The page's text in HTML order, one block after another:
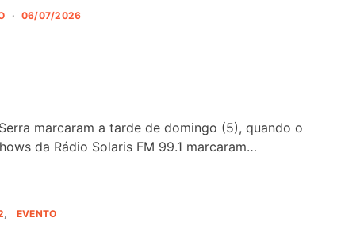
06/07/2026
marcaram a tarde de domingo (5), quando o
da Rádio Solaris FM 99.1 marcaram…
EVENTO